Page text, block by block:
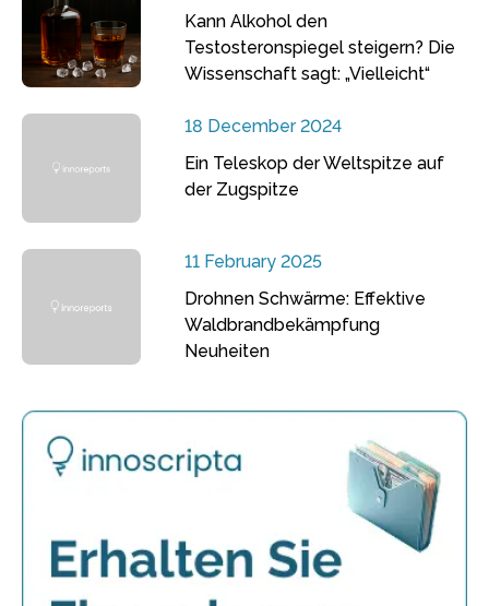
Kann Alkohol den
Testosteronspiegel steigern? Die
Wissenschaft sagt: „Vielleicht“
18 December 2024
Ein Teleskop der Weltspitze auf
der Zugspitze
11 February 2025
Drohnen Schwärme: Effektive
Waldbrandbekämpfung
Neuheiten